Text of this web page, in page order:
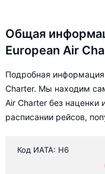
Общая
European Air
Подробная информация
Charter. Мы находим
Air Charter без
расписании рейсов,
Код ИАТА: H6